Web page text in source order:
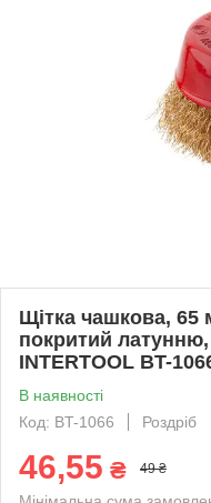
Щітка чашкова, 65
покритий
INTERTOOL BT-
В наявності
Код: BT-1066
Роздріб
46,55 ₴ 49 ₴